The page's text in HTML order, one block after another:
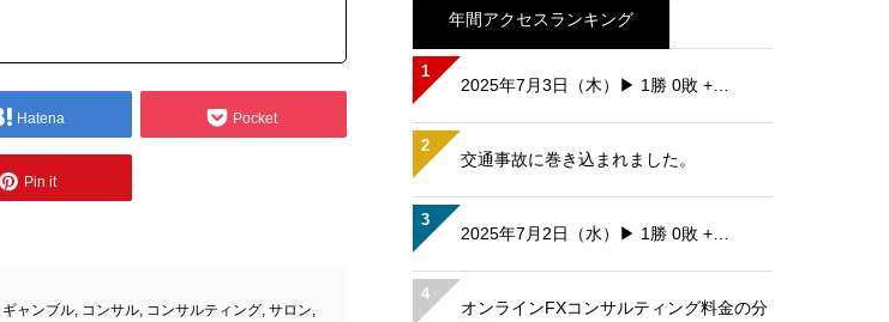
Hatena Pocket
Pin it
ギャンブル, コンサル, コンサルティング, サロン,
年間アクセスランキング
1
2025年7月3日（木）▶ 1勝 0敗 +…
2
交通事故に巻き込まれました。
3
2025年7月2日（水）▶ 1勝 0敗 +…
4
オンラインFXコンサルティング料金の分